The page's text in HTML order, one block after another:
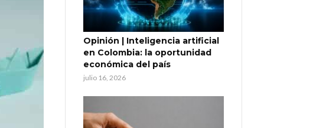
Opinión | Inteligencia artificial
en Colombia: la oportunidad
económica del país
julio 16, 2026